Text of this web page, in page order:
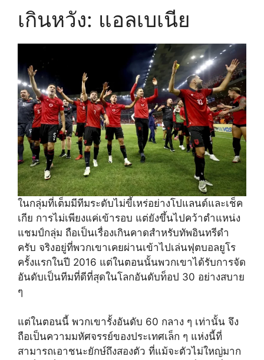
เกินหวัง: แอลเบเนีย
ในกลุ่มที่เต็มมีทีมระดับไม่ขี้เหร่อย่างโปแลนด์และเช็ค
เกีย การไม่เพียงแค่เข้ารอบ แต่ยังขึ้นไปคว้าตำแหน่ง
แชมป์กลุ่ม ถือเป็นเรื่องเกินคาดสำหรับทัพอินทรีดำ
ครับ จริงอยู่ที่พวกเขาเคยผ่านเข้าไปเล่นฟุตบอลยูโร
ครั้งแรกในปี 2016 แต่ในตอนนั้นพวกเขาได้รับการจัด
อันดับเป็นทีมที่ดีที่สุดในโลกอันดับท็อป 30 อย่างสบาย
ๆ
แต่ในตอนนี้ พวกเขารั้งอันดับ 60 กลาง ๆ เท่านั้น จึง
ถือเป็นความมหัศจรรย์ของประเทศเล็ก ๆ แห่งนี้ที่
สามารถเอาชนะยักษ์ถึงสองตัว ที่แม้จะตัวไม่ใหญ่มาก